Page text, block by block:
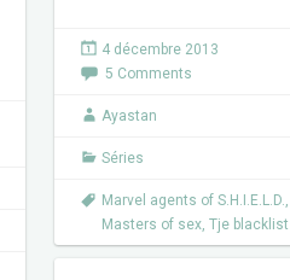
e
b
o
k
t
e
4 décembre 2013
5 Comments
Ayastan
Séries
Marvel agents of S.H.I.E.L.D.,
Masters of sex, Tje blacklist